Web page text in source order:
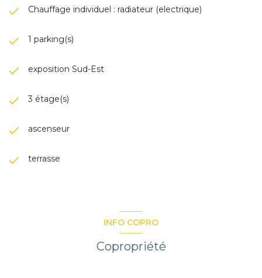
Chauffage individuel : radiateur (electrique)
1 parking(s)
exposition Sud-Est
3 étage(s)
ascenseur
terrasse
INFO COPRO
Copropriété